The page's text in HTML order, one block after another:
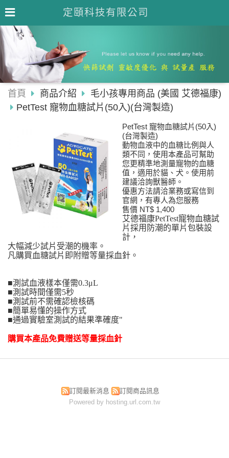
定頤科技有限公司
首頁 商品介紹
毛小孩專用商品 (美國 艾德福康)
PetTest 寵物血糖試片(50入)(台灣製造)
PetTest 寵物血糖試片(50入)
(台灣製造)
動物血液中的血糖比例與人
類不同，使用本產品可幫助
您更精準地測量寵物的血糖
值，適用於貓、犬。使用前
建議洽詢獸醫師。
優惠方法請洽業務或寫信到
官網，有專人為您服務
售價 NT$ 1,400
艾德福康PetTest寵物血糖試
片採用防潮的單片包裝設
計，
大幅減少試片受潮的機率。
凡購買血糖試片即附贈等量採血針。
■測試血液樣本僅需0.3μL
■測試時間僅需5秒
■測試前不需確認檢核碼
■簡單易懂的操作方式
■通過實驗室測試的結果準確度"
購買本產品免費贈送等量採血針
訂閱最新消息
訂閱商品訊息
Powered by hosting.url.com.tw